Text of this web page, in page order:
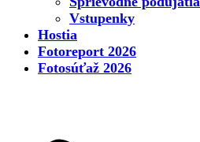
Vstupenky
Hostia
Fotoreport 2026
Fotosúťaž 2026